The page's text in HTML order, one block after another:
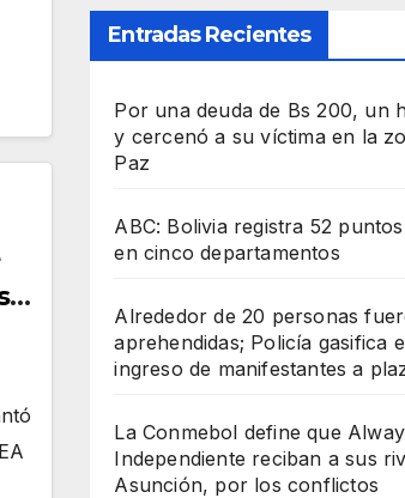
Entradas Recientes
Por una deuda de Bs 200, un
y cercenó a su víctima en la
Paz
ABC: Bolivia registra 52
en cinco departamentos
Alrededor de 20 personas
aprehendidas; Policía gasifica
ingreso de manifestantes a
La Conmebol define que
Independiente reciban a sus
Asunción, por los conflictos